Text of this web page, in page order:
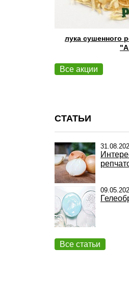
лука сушенного
Все акции
СТАТЬИ
Все статьи